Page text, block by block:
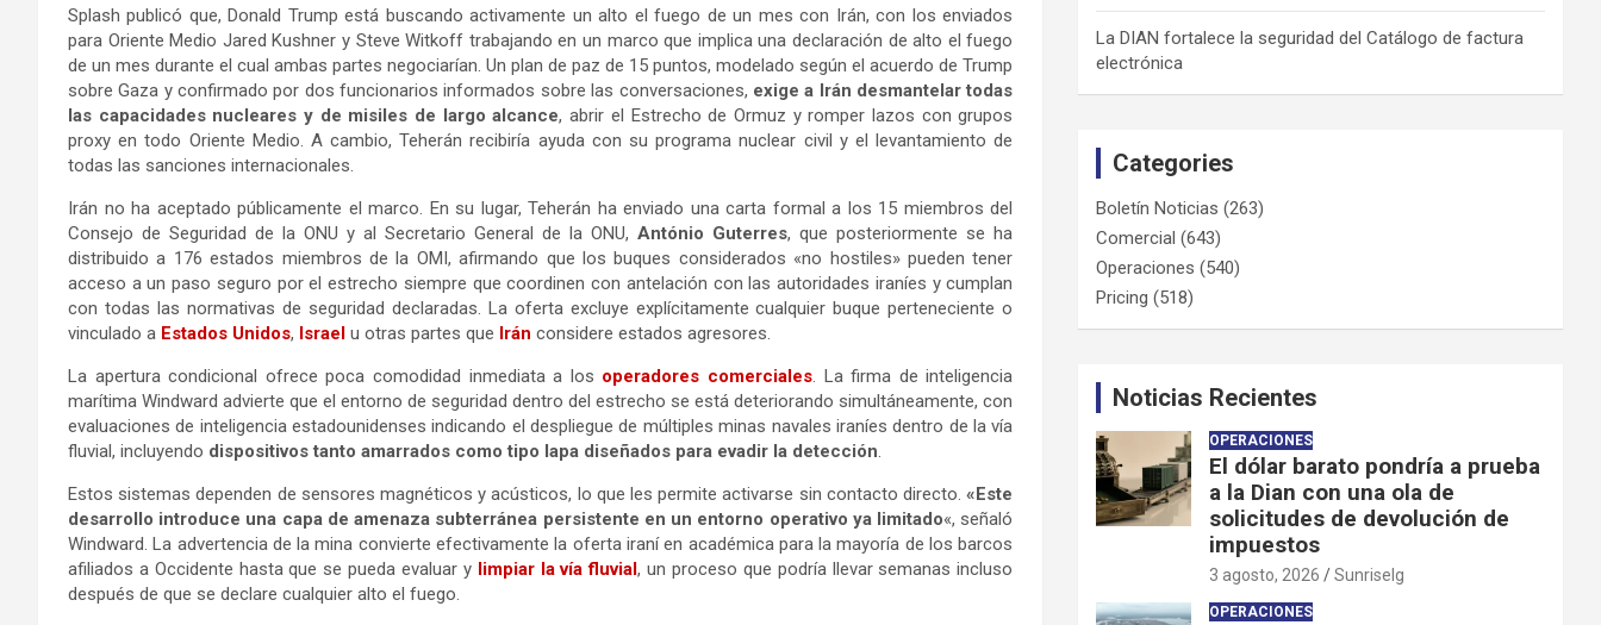
Splash publicó que, Donald Trump está buscando activamente un alto el fuego de un mes con Irán, con los enviados
para Oriente Medio Jared Kushner y Steve Witkoff trabajando en un marco que implica una declaración de alto el fuego
de un mes durante el cual ambas partes negociarían. Un plan de paz de 15 puntos, modelado según el acuerdo de Trump
sobre Gaza y confirmado por dos funcionarios informados sobre las conversaciones, exige a Irán desmantelar todas
las capacidades nucleares y de misiles de largo alcance, abrir el Estrecho de Ormuz y romper lazos con grupos
proxy en todo Oriente Medio. A cambio, Teherán recibiría ayuda con su programa nuclear civil y el levantamiento de
todas las sanciones internacionales.
Irán no ha aceptado públicamente el marco. En su lugar, Teherán ha enviado una carta formal a los 15 miembros del
Consejo de Seguridad de la ONU y al Secretario General de la ONU,António Guterres, que posteriormente se ha
distribuido a 176 estados miembros de la OMI, afirmando que los buques considerados «no hostiles» pueden tener
acceso a un paso seguro por el estrecho siempre que coordinen con antelación con las autoridades iraníes y cumplan
con todas las normativas de seguridad declaradas. La oferta excluye explícitamente cualquier buque perteneciente o
vinculado a Estados Unidos, Israel u otras partes que Irán considere estados agresores.
La apertura condicional ofrece poca comodidad inmediata a los operadores comerciales. La firma de inteligencia
marítima Windward advierte que el entorno de seguridad dentro del estrecho se está deteriorando simultáneamente, con
evaluaciones de inteligencia estadounidenses indicando el despliegue de múltiples minas navales iraníes dentro de la vía
fluvial, incluyendo dispositivos tanto amarrados como tipo lapa diseñados para evadir la detección.
Estos sistemas dependen de sensores magnéticos y acústicos, lo que les permite activarse sin contacto directo.«Este
desarrollo introduce una capa de amenaza subterránea persistente en un entorno operativo ya limitado«, señaló
Windward. La advertencia de la mina convierte efectivamente la oferta iraní en académica para la mayoría de los barcos
afiliados a Occidente hasta que se pueda evaluar ylimpiar la vía fluvial, un proceso que podría llevar semanas incluso
después de que se declare cualquier alto el fuego.
La DIAN fortalece la seguridad del Catálogo de factura
electrónica
Categories
Boletín Noticias (263)
Comercial (643)
Operaciones (540)
Pricing (518)
Noticias Recientes
OPERACIONES
El dólar barato pondría a prueba
a la Dian con una ola de
solicitudes de devolución de
impuestos
3 agosto, 2026 Sunriselg
OPERACIONES